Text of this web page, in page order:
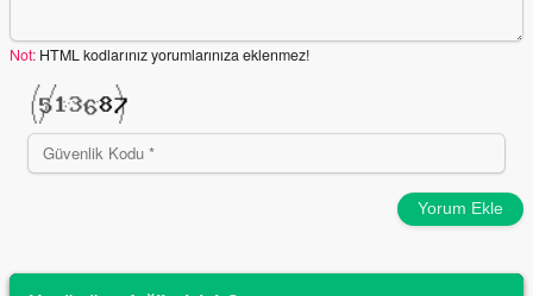
Not: HTML kodlarınız yorumlarınıza eklenmez!
Yorum Ekle